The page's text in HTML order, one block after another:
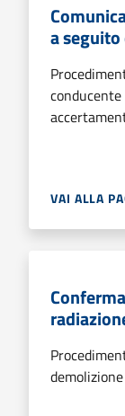
a
VAI ALLA